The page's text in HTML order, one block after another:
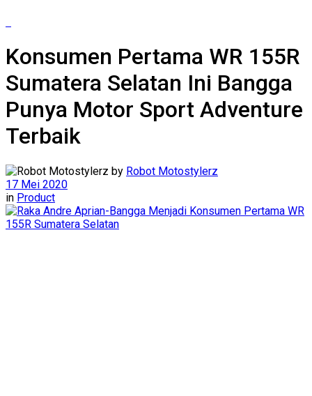
Konsumen Pertama WR 155R
Sumatera Selatan Ini Bangga
Punya Motor Sport Adventure
Terbaik
by Robot Motostylerz
17 Mei 2020
in Product